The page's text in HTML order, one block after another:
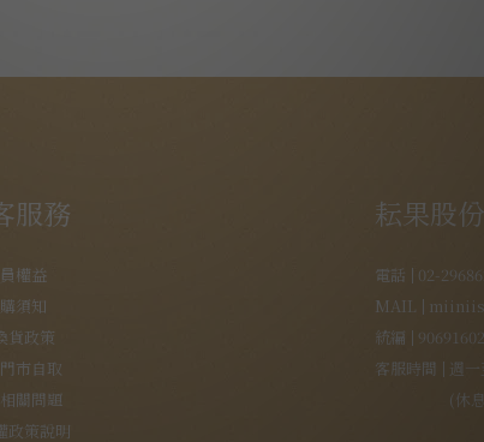
服務
權益
須知
貨政策
市自取
關問題
政策說明
耘果股
電話
02-
MAIL
統編
90691602
客服時間
週
(休